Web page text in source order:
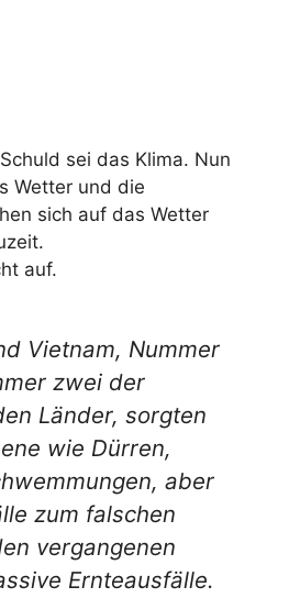
sei das Klima. Nun
Wetter und die
sich auf das Wetter
auf.
Vietnam, Nummer
zwei der
Länder, sorgten
wie Dürren,
aber
zum falschen
vergangenen
Ernteausfälle.